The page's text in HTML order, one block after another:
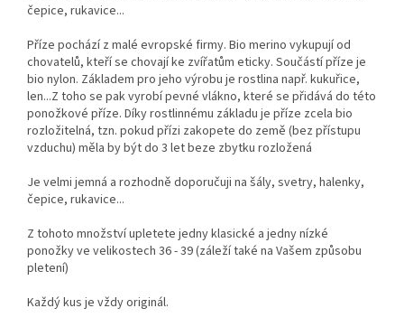
čepice, rukavice...
Příze pochází z malé evropské firmy. Bio merino vykupují od
chovatelů, kteří se chovají ke zvířatům eticky. Součástí příze je
bio nylon. Základem pro jeho výrobu je rostlina např. kukuřice,
len...Z toho se pak vyrobí pevné vlákno, které se přidává do této
ponožkové příze. Díky rostlinnému základu je příze zcela bio
rozložitelná, tzn. pokud přízi zakopete do země (bez přístupu
vzduchu) měla by být do 3 let beze zbytku rozložená
Je velmi jemná a rozhodně doporučuji na šály, svetry, halenky,
čepice, rukavice...
Z tohoto množství upletete jedny klasické a jedny nízké
ponožky ve velikostech 36 - 39 (záleží také na Vašem způsobu
pletení)
Každý kus je vždy originál.